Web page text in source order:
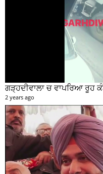
2 years ago